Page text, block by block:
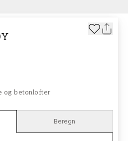
og betonlofter
Beregn